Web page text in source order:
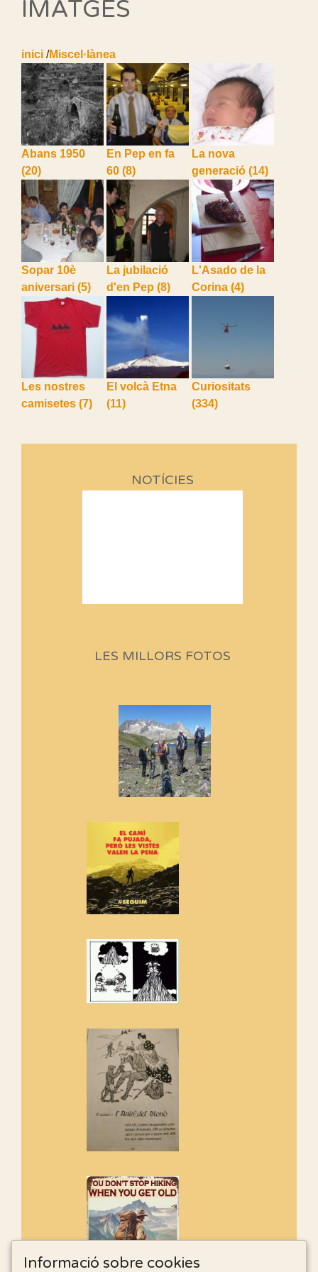
IMATGES
inici /Miscel·lànea
Abans 1950
(20)
En Pep en fa
60 (8)
La nova
generació (14)
Sopar 10è
aniversari (5)
La jubilació
d'en Pep (8)
L'Asado de la
Corina (4)
Les nostres
camisetes (7)
El volcà Etna
(11)
Curiositats
(334)
NOTÍCIES
Aquí teniu la primera part de la
Si no podem caminar, alguna
cosa hem de fer...
Els Centpeus signen el
Manifest a favor dels Camins
Si ets una entitat o associació
adhereix-te al manifest!
Rebem un diploma dels
Amics de Sant Aniol d'Aguja
Els Centpeus estem implicats
de l'entorn de Sant Aniol
LES MILLORS FOTOS
Informació sobre cookies